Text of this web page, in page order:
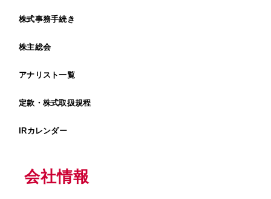
株式事務手続き
株主総会
アナリスト一覧
定款・株式取扱規程
IRカレンダー
会社情報